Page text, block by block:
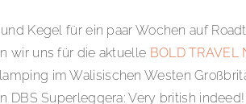
Kegel für ein paar Wochen auf
wir uns für die aktuelle BOLD TRAVEL
im Walisischen Westen
DBS Superleggera: Very british indeed!